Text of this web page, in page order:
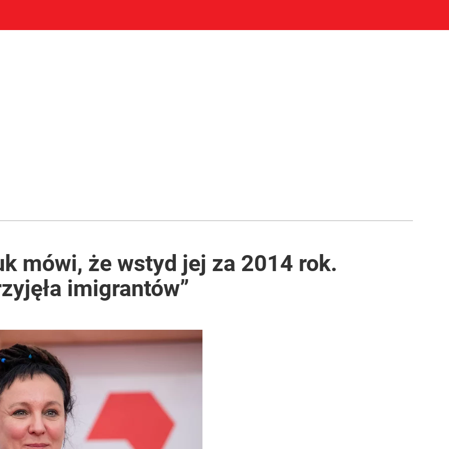
roku?
„Cała Europa nam go zazdrości”
kolekcji kapsułowej
mówi, że wstyd jej za 2014 rok.
imigrantów”